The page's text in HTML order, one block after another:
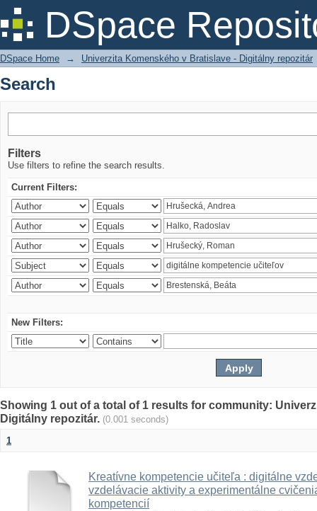
DSpace
Search
DSpace Home → Univerzita Komenského v Bratislave - Digitálny repozitár
Search
Filters
Use filters to refine the search results.
Current Filters:
New Filters:
Showing 1 out of a total of 1 results for community:
Digitálny repozitár. (0.001 seconds)
1
Kreatívne kompetencie učiteľa : digitálne
vzdelávacie aktivity a experimentálne
kompetencií